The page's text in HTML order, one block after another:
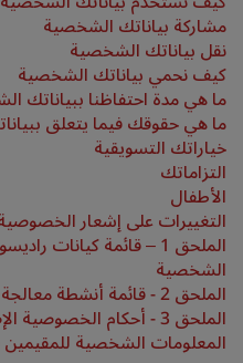
بارك بلازا
Prize by Radisson
العلامات التجارية التابعة في
J.
فنادق في وسط المدينة
تفضل بزيارة مدونتنا
مشاركة بياناتك الشخصية
نقل بياناتك الشخصية
كيف نحمي بياناتك الشخصية
ما هي مدة احتفاظنا ببياناتك
ما هي حقوقك فيما يتعلق
خياراتك التسويقية
التزاماتك
الأطفال
التغييرات على إشعار
الملحق 1 – قائمة
الشخصية
الملحق 2 - قائمة أنشطة معالجة البيانات الشخصية
الملحق 3 - أحكام
المعلومات الشخصية